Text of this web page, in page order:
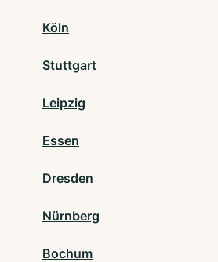
Köln
Stuttgart
Leipzig
Essen
Dresden
Nürnberg
Bochum